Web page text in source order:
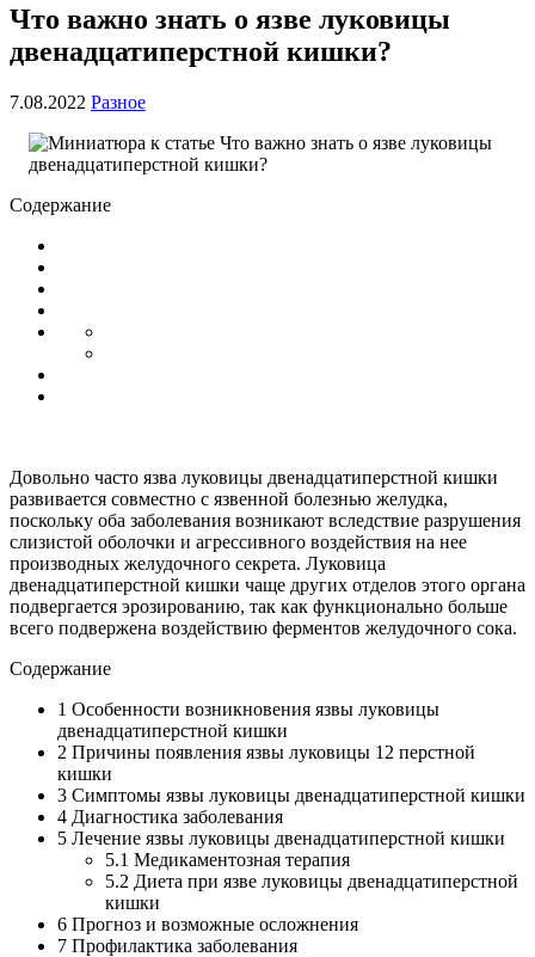
Что важно знать о язве луковицы
двенадцатиперстной кишки?
7.08.2022 Разное
Содержание
Довольно часто язва луковицы двенадцатиперстной кишки
развивается совместно с язвенной болезнью желудка,
поскольку оба заболевания возникают вследствие разрушения
слизистой оболочки и агрессивного воздействия на нее
производных желудочного секрета. Луковица
двенадцатиперстной кишки чаще других отделов этого органа
подвергается эрозированию, так как функционально больше
всего подвержена воздействию ферментов желудочного сока.
Содержание
1 Особенности возникновения язвы луковицы
двенадцатиперстной кишки
2 Причины появления язвы луковицы 12 перстной
кишки
3 Симптомы язвы луковицы двенадцатиперстной кишки
4 Диагностика заболевания
5 Лечение язвы луковицы двенадцатиперстной кишки
5.1 Медикаментозная терапия
5.2 Диета при язве луковицы двенадцатиперстной
кишки
6 Прогноз и возможные осложнения
7 Профилактика заболевания